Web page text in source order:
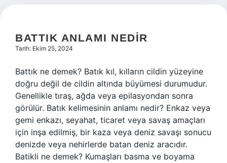
BATTIK ANLAMI NEDIR
Tarih: Ekim 25, 2024
Battık ne demek? Batık kıl, kılların cildin yüzeyine
doğru değil de cildin altında büyümesi durumudur.
Genellikle tıraş, ağda veya epilasyondan sonra
görülür. Batık kelimesinin anlamı nedir? Enkaz veya
gemi enkazı, seyahat, ticaret veya savaş amaçları
için inşa edilmiş, bir kaza veya deniz savaşı sonucu
denizde veya nehirlerde batan deniz aracıdır.
Batikli ne demek? Kumaşları basma ve boyama